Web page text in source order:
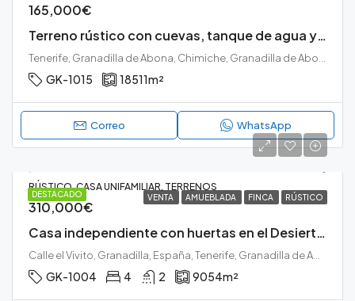
165,000€
Terreno rústico con cuevas, tanque de agua y cultivo en Chimiche, Granadilla de Abona.
GK-1015 18511m²
Correo WhatsApp
DESTACADO VENTA AMUEBLADA FINCA RÚSTICO
RÚSTICO, CASA UNIFAMILIAR, TERRENOS
310,000€
Casa independiente con huertas en el Desierto de Granadilla.
GK-1004 4 2 9054m²